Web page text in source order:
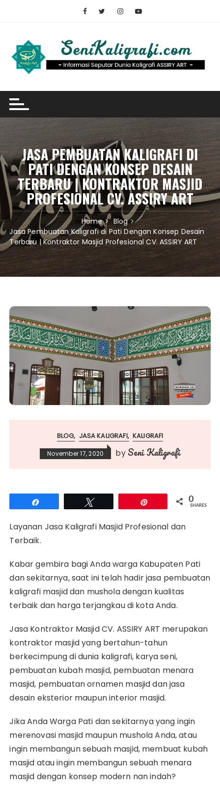
JASA PEMBUATAN KALIGRAFI DI
PATI DENGAN KONSEP DESAIN
TERBARU | KONTRAKTOR MASJID
PROFESIONAL CV. ASSIRY ART
Home
Blog
Jasa Pembuatan Kaligrafi di Pati Dengan Konsep Desain
Terbaru | Kontraktor Masjid Profesional CV. ASSIRY ART
BLOG JASA KALIGRAFI KALIGRAFI
November 17, 2020 by Seni Kaligrafi
0
SHARES
Layanan Jasa Kaligrafi Masjid Profesional dan
Terbaik.
Kabar gembira bagi Anda warga Kabupaten Pati
dan sekitarnya, saat ini telah hadir jasa pembuatan
kaligrafi masjid dan mushola dengan kualitas
terbaik dan harga terjangkau di kota Anda.
Jasa Kontraktor Masjid CV. ASSIRY ART merupakan
kontraktor masjid yang bertahun-tahun
berkecimpung di dunia kaligrafi, karya seni,
pembuatan kubah masjid, pembuatan menara
masjid, pembuatan ornamen masjid dan jasa
desain eksterior maupun interior masjid.
Jika Anda Warga Pati dan sekitarnya yang ingin
merenovasi masjid maupun mushola Anda, atau
ingin membangun sebuah masjid, membuat kubah
masjid atau ingin membangun sebuah menara
masjid dengan konsep modern nan indah?